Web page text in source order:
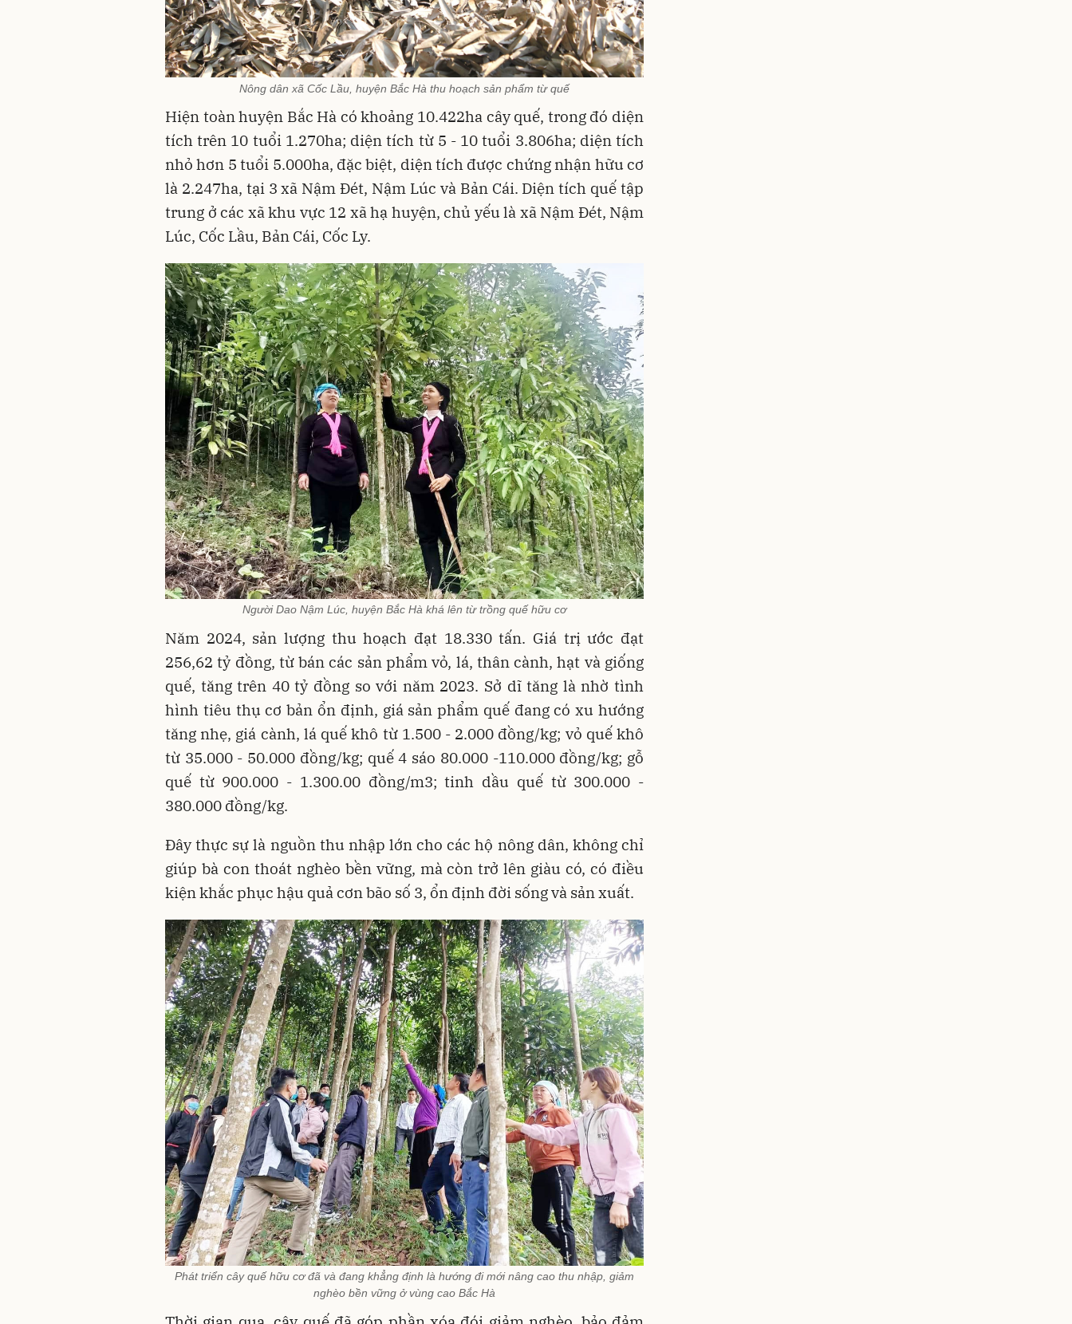
Nông dân xã Cốc Lầu, huyện Bắc Hà thu hoạch sản phẩm từ quế
Hiện toàn huyện Bắc Hà có khoảng 10.422ha cây quế, trong đó diện
tích trên 10 tuổi 1.270ha; diện tích từ 5 - 10 tuổi 3.806ha; diện tích
nhỏ hơn 5 tuổi 5.000ha, đặc biệt, diện tích được chứng nhận hữu cơ
là 2.247ha, tại 3 xã Nậm Đét, Nậm Lúc và Bản Cái. Diện tích quế tập
trung ở các xã khu vực 12 xã hạ huyện, chủ yếu là xã Nậm Đét, Nậm
Lúc, Cốc Lầu, Bản Cái, Cốc Ly.
Người Dao Nậm Lúc, huyện Bắc Hà khá lên từ trồng quế hữu cơ
Năm 2024, sản lượng thu hoạch đạt 18.330 tấn. Giá trị ước đạt
256,62 tỷ đồng, từ bán các sản phẩm vỏ, lá, thân cành, hạt và giống
quế, tăng trên 40 tỷ đồng so với năm 2023. Sở dĩ tăng là nhờ tình
hình tiêu thụ cơ bản ổn định, giá sản phẩm quế đang có xu hướng
tăng nhẹ, giá cành, lá quế khô từ 1.500 - 2.000 đồng/kg; vỏ quế khô
từ 35.000 - 50.000 đồng/kg; quế 4 sáo 80.000 -110.000 đồng/kg; gỗ
quế từ 900.000 - 1.300.00 đồng/m3; tinh dầu quế từ 300.000 -
380.000 đồng/kg.
Đây thực sự là nguồn thu nhập lớn cho các hộ nông dân, không chỉ
giúp bà con thoát nghèo bền vững, mà còn trở lên giàu có, có điều
kiện khắc phục hậu quả cơn bão số 3, ổn định đời sống và sản xuất.
Phát triển cây quế hữu cơ đã và đang khẳng định là hướng đi mới nâng cao thu nhập, giảm
nghèo bền vững ở vùng cao Bắc Hà